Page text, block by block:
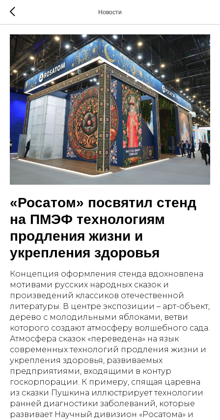
Новости
«Росатом» посвятил стенд
на ПМЭФ технологиям
продления жизни и
укрепления здоровья
Концепция оформления стенда вдохновлена
мотивами русских народных сказок и
произведений классиков отечественной
литературы. В центре экспозиции – арт-объект,
дерево с молодильными яблоками, ветви
которого создают атмосферу волшебного сада.
Атмосфера сказок «переведена» на язык
современных технологий продления жизни и
укрепления здоровья, развиваемых
предприятиями, входящими в контур
госкорпорации. К примеру, спящая царевна
из сказки Пушкина иллюстрирует технологии
ранней диагностики заболеваний, которые
развивает Научный дивизион «Росатома» и